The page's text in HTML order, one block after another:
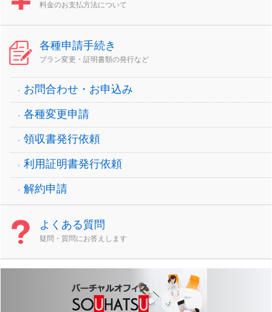
料金のお支払方法について
各種申請手続き
プラン変更・証明書類の発行など
お問合わせ・お申込み
各種変更申請
領収書発行依頼
利用証明書発行依頼
解約申請
よくある質問
疑問・質問にお答えします